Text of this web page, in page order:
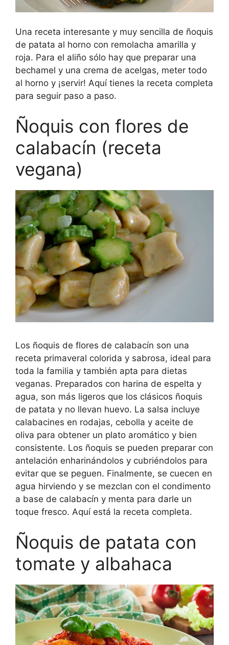
Una receta interesante y muy sencilla de ñoquis
de patata al horno con remolacha amarilla y
roja. Para el aliño sólo hay que preparar una
bechamel y una crema de acelgas, meter todo
al horno y ¡servir! Aquí tienes la receta completa
para seguir paso a paso.
Ñoquis con flores de
calabacín (receta
vegana)
Los ñoquis de flores de calabacín son una
receta primaveral colorida y sabrosa, ideal para
toda la familia y también apta para dietas
veganas. Preparados con harina de espelta y
agua, son más ligeros que los clásicos ñoquis
de patata y no llevan huevo. La salsa incluye
calabacines en rodajas, cebolla y aceite de
oliva para obtener un plato aromático y bien
consistente. Los ñoquis se pueden preparar con
antelación enharinándolos y cubriéndolos para
evitar que se peguen. Finalmente, se cuecen en
agua hirviendo y se mezclan con el condimento
a base de calabacín y menta para darle un
toque fresco. Aquí está la receta completa.
Ñoquis de patata con
tomate y albahaca